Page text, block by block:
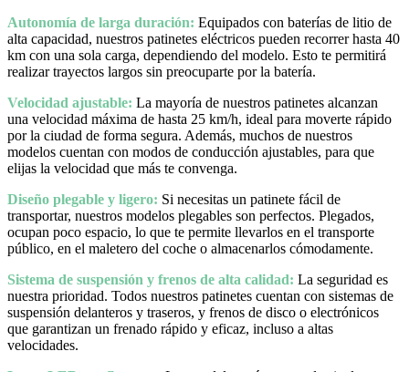
Autonomía de larga duración: Equipados con baterías de litio de
alta capacidad, nuestros patinetes eléctricos pueden recorrer hasta 40
km con una sola carga, dependiendo del modelo. Esto te permitirá
realizar trayectos largos sin preocuparte por la batería.
Velocidad ajustable: La mayoría de nuestros patinetes alcanzan
una velocidad máxima de hasta 25 km/h, ideal para moverte rápido
por la ciudad de forma segura. Además, muchos de nuestros
modelos cuentan con modos de conducción ajustables, para que
elijas la velocidad que más te convenga.
Diseño plegable y ligero: Si necesitas un patinete fácil de
transportar, nuestros modelos plegables son perfectos. Plegados,
ocupan poco espacio, lo que te permite llevarlos en el transporte
público, en el maletero del coche o almacenarlos cómodamente.
Sistema de suspensión y frenos de alta calidad: La seguridad es
nuestra prioridad. Todos nuestros patinetes cuentan con sistemas de
suspensión delanteros y traseros, y frenos de disco o electrónicos
que garantizan un frenado rápido y eficaz, incluso a altas
velocidades.